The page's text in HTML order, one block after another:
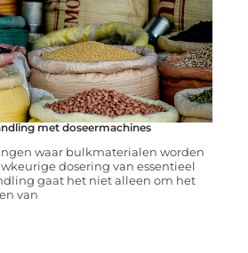
met doseermachines
waar bulkmaterialen worden
dosering van essentieel
gaat het niet alleen om het
van